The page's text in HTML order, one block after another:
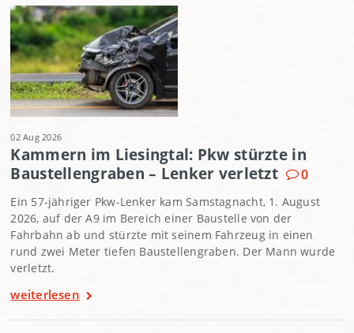
02 Aug 2026
Kammern im Liesingtal: Pkw stürzte in
Baustellengraben – Lenker verletzt
0
Ein 57-jähriger Pkw-Lenker kam Samstagnacht, 1. August
2026, auf der A9 im Bereich einer Baustelle von der
Fahrbahn ab und stürzte mit seinem Fahrzeug in einen
rund zwei Meter tiefen Baustellengraben. Der Mann wurde
verletzt.
weiterlesen